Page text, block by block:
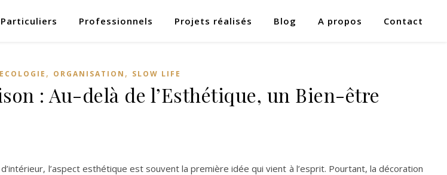
Particuliers Professionnels Projets réalisés Blog A propos Contact
ECOLOGIE , ORGANISATION , SLOW LIFE
: Au-delà de l’Esthétique, un Bien-être
l’aspect esthétique est souvent la première idée qui vient à l’esprit. Pourtant, la décoration